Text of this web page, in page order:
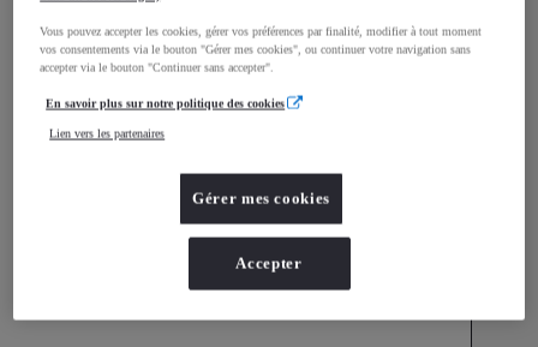
Consommation mixte
Accélération 0-100km/h
11,2
Vous pouvez accepter les cookies, gérer vos préférences par finalité, modifier à tout moment
vos consentements via le bouton "Gérer mes cookies", ou continuer votre navigation sans
accepter via le bouton "Continuer sans accepter".
En savoir plus sur notre politique des cookies
Lien vers les partenaires
Gérer mes cookies
Accepter